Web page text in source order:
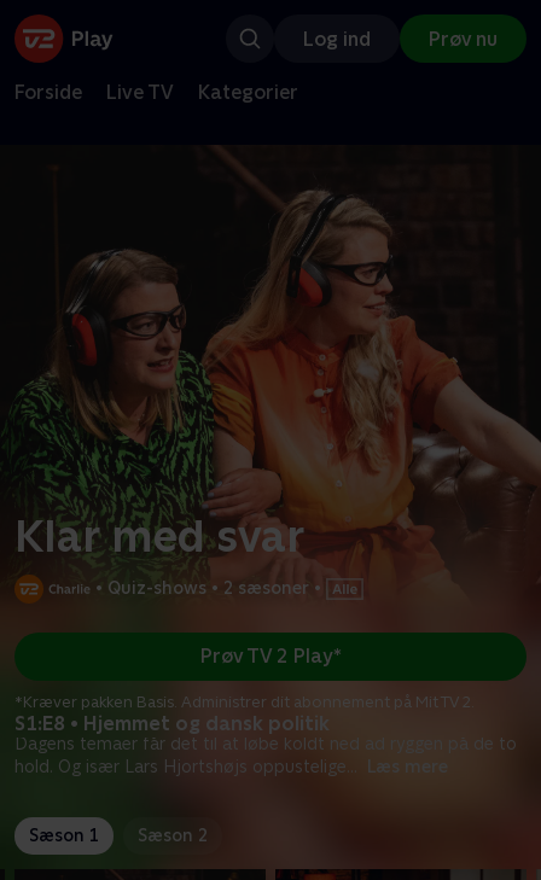
Log ind Prøv nu
Forside Live TV Kategorier
Klar med svar
• Quiz-shows • 2 sæsoner •
S1:E8 • Hjemmet og dansk politik
Dagens temaer får det til at løbe koldt ned ad ryggen på de to
hold. Og især Lars Hjortshøjs oppustelige
Læs mere
Prøv TV 2 Play*
*Kræver pakken Basis. Administrer dit abonnement på Mit TV 2.
Sæson 1 Sæson 2